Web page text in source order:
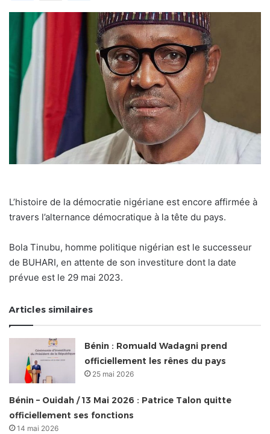
L’histoire de la démocratie nigériane est encore affirmée à
travers l’alternance démocratique à la tête du pays.
Bola Tinubu, homme politique nigérian est le successeur
de BUHARI, en attente de son investiture dont la date
prévue est le 29 mai 2023.
Articles similaires
Bénin : Romuald Wadagni prend
officiellement les rênes du pays
25 mai 2026
Bénin – Ouidah / 13 Mai 2026 : Patrice Talon quitte
officiellement ses fonctions
14 mai 2026